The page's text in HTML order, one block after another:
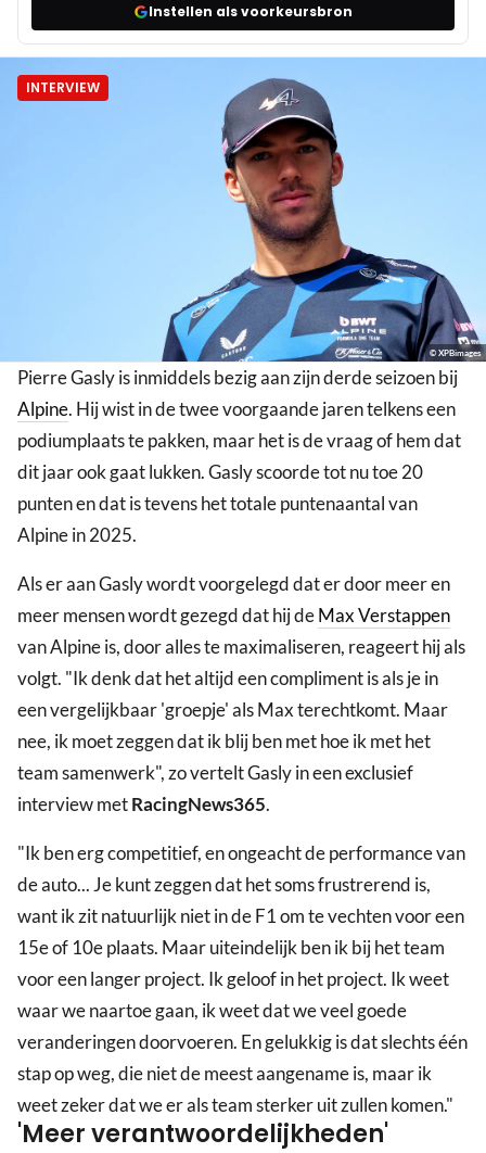
Instellen als voorkeursbron
INTERVIEW
© XPBimages
Pierre Gasly is inmiddels bezig aan zijn derde seizoen bij
Alpine. Hij wist in de twee voorgaande jaren telkens een
podiumplaats te pakken, maar het is de vraag of hem dat
dit jaar ook gaat lukken. Gasly scoorde tot nu toe 20
punten en dat is tevens het totale puntenaantal van
Alpine in 2025.
Als er aan Gasly wordt voorgelegd dat er door meer en
meer mensen wordt gezegd dat hij deMax Verstappen
van Alpine is, door alles te maximaliseren, reageert hij als
volgt. "Ik denk dat het altijd een compliment is als je in
een vergelijkbaar 'groepje' als Max terechtkomt. Maar
nee, ik moet zeggen dat ik blij ben met hoe ik met het
team samenwerk", zo vertelt Gasly in een exclusief
interview metRacingNews365.
"Ik ben erg competitief, en ongeacht de performance van
de auto... Je kunt zeggen dat het soms frustrerend is,
want ik zit natuurlijk niet in de F1 om te vechten voor een
15e of 10e plaats. Maar uiteindelijk ben ik bij het team
voor een langer project. Ik geloof in het project. Ik weet
waar we naartoe gaan, ik weet dat we veel goede
veranderingen doorvoeren. En gelukkig is dat slechts één
stap op weg, die niet de meest aangename is, maar ik
weet zeker dat we er als team sterker uit zullen komen."
'Meer verantwoordelijkheden'